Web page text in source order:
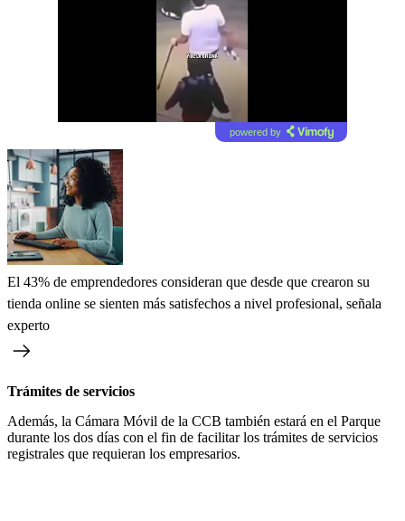
powered by
El 43% de emprendedores consideran que desde que crearon su
tienda online se sienten más satisfechos a nivel profesional, señala
experto
Trámites de servicios
Además, la Cámara Móvil de la CCB también estará en el Parque
durante los dos días con el fin de facilitar los trámites de servicios
registrales que requieran los empresarios.